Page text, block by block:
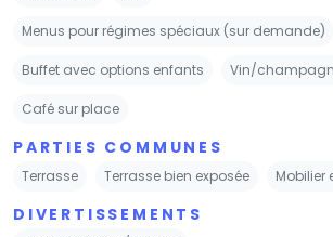
Menus pour régimes spéciaux (sur demande)
Buffet avec options enfants Vin/
Café sur place
PARTIES COMMUNES
Terrasse Terrasse bien exposée Mobilier
DIVERTISSEMENTS